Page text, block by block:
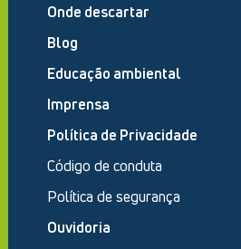
Onde descartar
Blog
Educação ambiental
Imprensa
Política de Privacidade
Código de conduta
Política de segurança
Ouvidoria